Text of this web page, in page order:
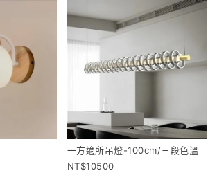
一方適所吊燈-100cm/三段色溫
10500